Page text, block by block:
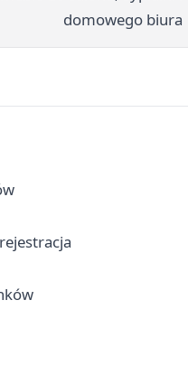
domowego biura